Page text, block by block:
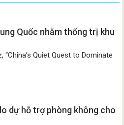
Quốc nhằm thống trị khu
Quiet Quest to Dominate
dự hỗ trợ phòng không cho